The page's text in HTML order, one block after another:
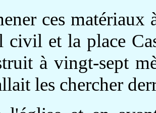
ces matériaux
civil et la place
à vingt-sept
les chercher